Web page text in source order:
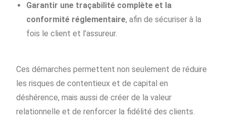
Garantir une traçabilité complète et la
conformité réglementaire, afin de sécuriser à la
fois le client et l’assureur.
Ces démarches permettent non seulement de réduire
les risques de contentieux et de capital en
déshérence, mais aussi de créer de la valeur
relationnelle et de renforcer la fidélité des clients.